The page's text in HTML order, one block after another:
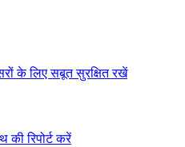
के लिए सबूत सुरक्षित रखें
की रिपोर्ट करें